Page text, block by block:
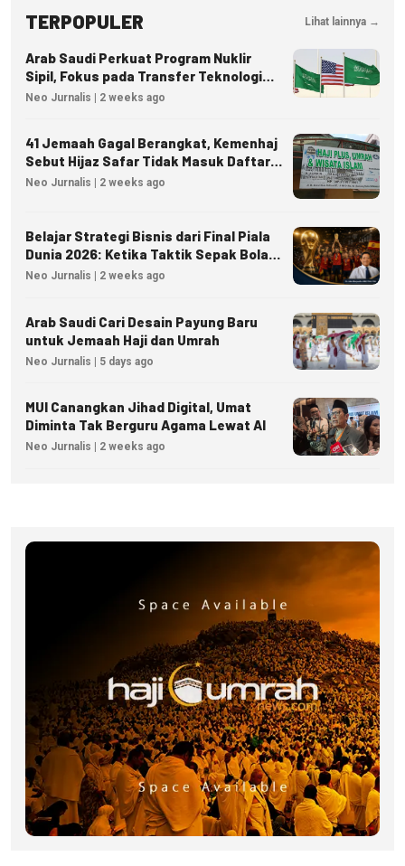
TERPOPULER Lihat lainnya →
Arab Saudi Perkuat Program Nuklir
Sipil, Fokus pada Transfer Teknologi
dan Kedaulatan Energi
Neo Jurnalis | 2 weeks ago
41 Jemaah Gagal Berangkat, Kemenhaj
Sebut Hijaz Safar Tidak Masuk Daftar
Resmi PPIU
Neo Jurnalis | 2 weeks ago
Belajar Strategi Bisnis dari Final Piala
Dunia 2026: Ketika Taktik Sepak Bola
Menjadi Inspirasi Kesuksesan Bisnis
Neo Jurnalis | 2 weeks ago
Arab Saudi Cari Desain Payung Baru
untuk Jemaah Haji dan Umrah
Neo Jurnalis | 5 days ago
MUI Canangkan Jihad Digital, Umat
Diminta Tak Berguru Agama Lewat AI
Neo Jurnalis | 2 weeks ago